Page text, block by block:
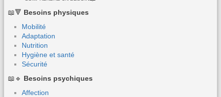
📖🔻 Besoins physiques
Mobilité
Adaptation
Nutrition
Hygiène et santé
Sécurité
📖🔹 Besoins psychiques
Affection